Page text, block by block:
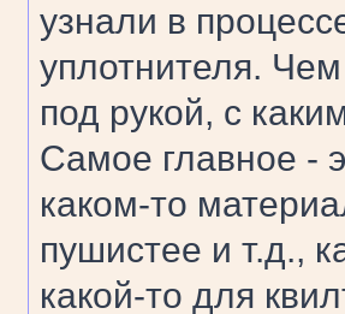
узнали в
уплотнителя.
под рукой, с
Самое главное -
каком-то
пушистее и т.д.,
какой-то для